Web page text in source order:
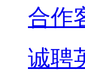
合作
诚聘